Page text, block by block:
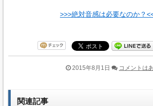
>>>絶対音感は必要なのか？
2015年8月1日 コメントは
関連記事